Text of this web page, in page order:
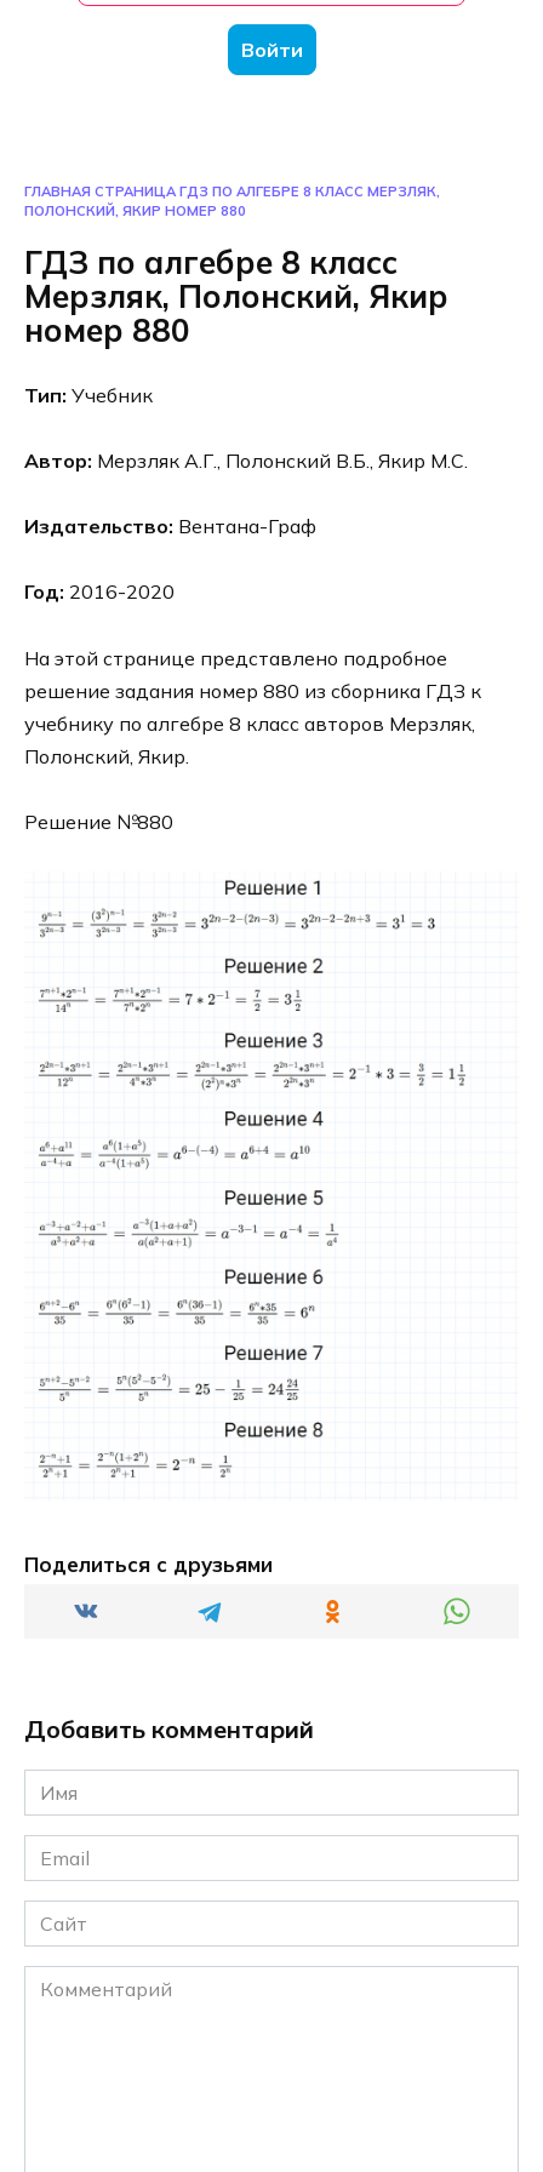
Войти
ГЛАВНАЯ СТРАНИЦА ГДЗ ПО АЛГЕБРЕ 8 КЛАСС МЕРЗЛЯК,
ПОЛОНСКИЙ, ЯКИР НОМЕР 880
ГДЗ по алгебре 8 класс
Мерзляк, Полонский, Якир
номер 880
Тип: Учебник
Автор: Мерзляк А.Г., Полонский В.Б., Якир М.С.
Издательство: Вентана-Граф
Год: 2016-2020
На этой странице представлено подробное
решение задания номер 880 из сборника ГДЗ к
учебнику по алгебре 8 класс авторов Мерзляк,
Полонский, Якир.
Решение №880
Поделиться с друзьями
Добавить комментарий
Имя
*
Email
*
Сайт
Комментарий